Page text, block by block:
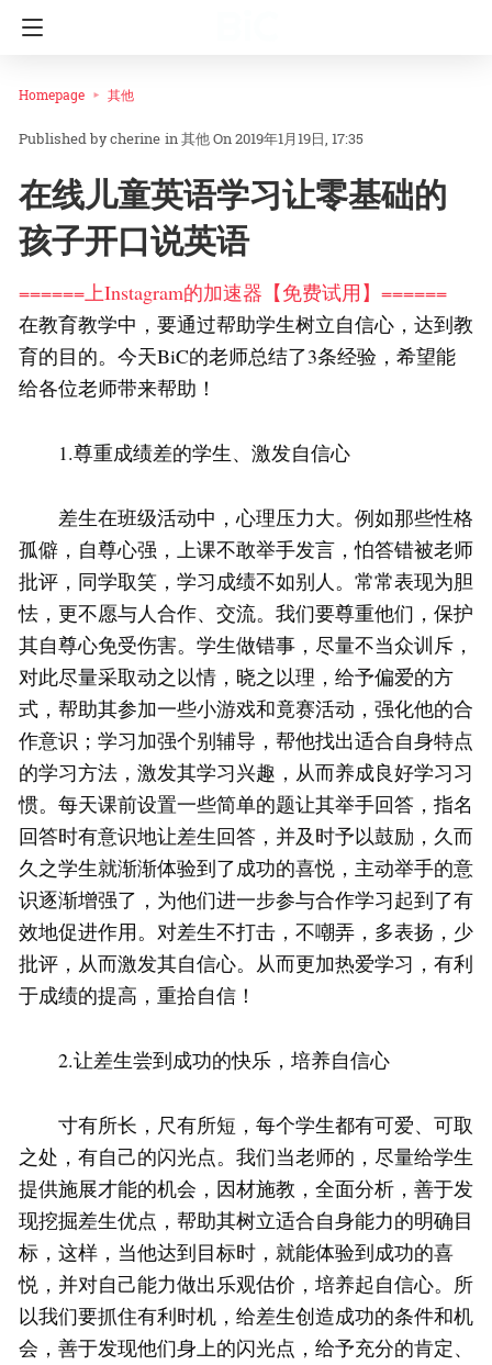
Homepage 其他
cherine in其他On 2019年1月19日, 17:35
在线儿童英语学习让零基础的
孩子开口说英语
======上Instagram的加速器【免费试用】======
在教育教学中，要通过帮助学生树立自信心，达到教
育的目的。今天BiC的老师总结了3条经验，希望能
给各位老师带来帮助！
1.尊重成绩差的学生、激发自信心
差生在班级活动中，心理压力大。例如那些性格
孤僻，自尊心强，上课不敢举手发言，怕答错被老师
批评，同学取笑，学习成绩不如别人。常常表现为胆
怯，更不愿与人合作、交流。我们要尊重他们，保护
其自尊心免受伤害。学生做错事，尽量不当众训斥，
对此尽量采取动之以情，晓之以理，给予偏爱的方
式，帮助其参加一些小游戏和竟赛活动，强化他的合
作意识；学习加强个别辅导，帮他找出适合自身特点
的学习方法，激发其学习兴趣，从而养成良好学习习
惯。每天课前设置一些简单的题让其举手回答，指名
回答时有意识地让差生回答，并及时予以鼓励，久而
久之学生就渐渐体验到了成功的喜悦，主动举手的意
识逐渐增强了，为他们进一步参与合作学习起到了有
效地促进作用。对差生不打击，不嘲弄，多表扬，少
批评，从而激发其自信心。从而更加热爱学习，有利
于成绩的提高，重拾自信！
2.让差生尝到成功的快乐，培养自信心
寸有所长，尺有所短，每个学生都有可爱、可取
之处，有自己的闪光点。我们当老师的，尽量给学生
提供施展才能的机会，因材施教，全面分析，善于发
现挖掘差生优点，帮助其树立适合自身能力的明确目
标，这样，当他达到目标时，就能体验到成功的喜
悦，并对自己能力做出乐观估价，培养起自信心。所
以我们要抓住有利时机，给差生创造成功的条件和机
会，善于发现他们身上的闪光点，给予充分的肯定、